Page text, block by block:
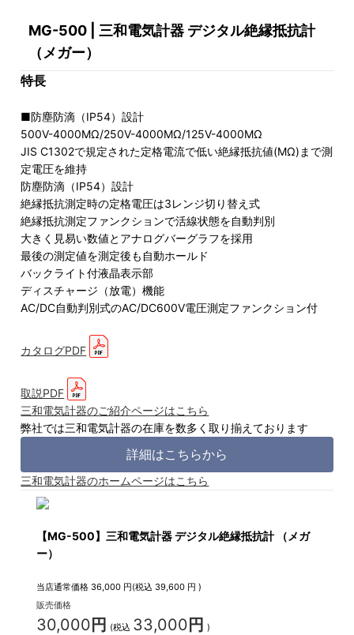
MG-500 | 三和電気計器 デジタル絶縁抵抗計
（メガー）
特長
■防塵防滴（IP54）設計
500V-4000MΩ/250V-4000MΩ/125V-4000MΩ
JIS C1302で規定された定格電流で低い絶縁抵抗値(MΩ)まで測
定電圧を維持
防塵防滴（IP54）設計
絶縁抵抗測定時の定格電圧は3レンジ切り替え式
絶縁抵抗測定ファンクションで活線状態を自動判別
大きく見易い数値とアナログバーグラフを採用
最後の測定値を測定後も自動ホールド
バックライト付液晶表示部
ディスチャージ（放電）機能
AC/DC自動判別式のAC/DC600V電圧測定ファンクション付
カタログPDF
取説PDF
三和電気計器のご紹介ページはこちら
弊社では三和電気計器の在庫を数多く取り揃えております
詳細はこちらから
三和電気計器のホームページはこちら
【MG-500】三和電気計器 デジタル絶縁抵抗計 （メガ
ー）
当店通常価格 36,000 円(税込 39,600 円 )
販売価格
30,000 円 (税込 33,000 円 )